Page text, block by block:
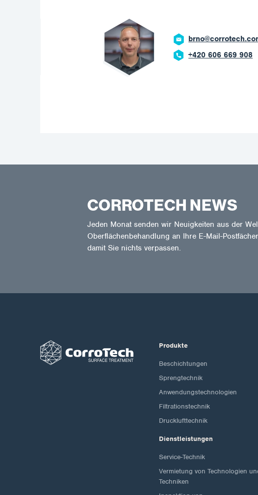
+420 602 789 403
CORROTECH NEWS
Jeden Monat senden wir Neuigkeiten aus der
Oberflächenbehandlung an Ihre E-Mail-
damit Sie nichts verpassen.
Produkte
Beschichtungen
Sprengtechnik
Anwendungstechnologien
Filtrationstechnik
Drucklufttechnik
Dienstleistungen
Service-Technik
Vermietung von Technologien
Techniken